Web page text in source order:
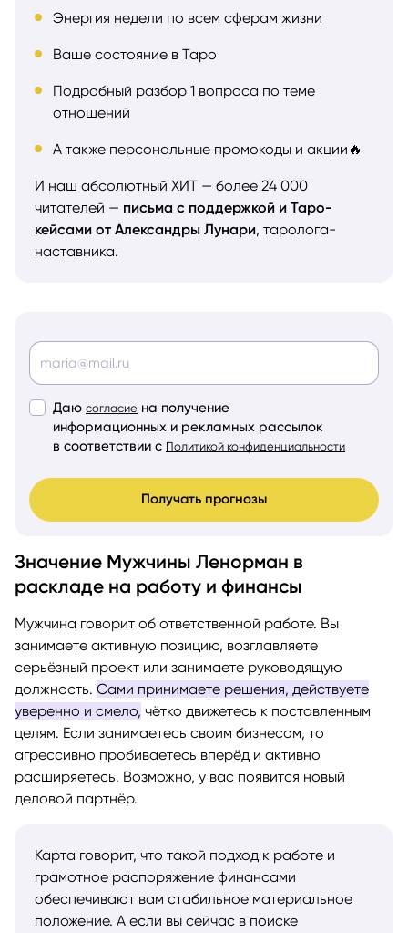
Энергия недели по всем сферам жизни
Ваше состояние в Таро
Подробный разбор 1 вопроса по теме
отношений
А также персональные промокоды и акции🔥
И наш абсолютный ХИТ — более 24 000
читателей — письма с поддержкой и Таро-
кейсами от Александры Лунари, таролога-
наставника.
Даю согласие на получение
информационных и рекламных рассылок
в соответствии с Политикой конфиденциальности
Получать прогнозы
Значение Мужчины Ленорман в
раскладе на работу и финансы
Мужчина говорит об ответственной работе. Вы
занимаете активную позицию, возглавляете
серьёзный проект или занимаете руководящую
должность. Сами принимаете решения, действуете
уверенно и смело, чётко движетесь к поставленным
целям. Если занимаетесь своим бизнесом, то
агрессивно пробиваетесь вперёд и активно
расширяетесь. Возможно, у вас появится новый
деловой партнёр.
Карта говорит, что такой подход к работе и
грамотное распоряжение финансами
обеспечивают вам стабильное материальное
положение. А если вы сейчас в поиске